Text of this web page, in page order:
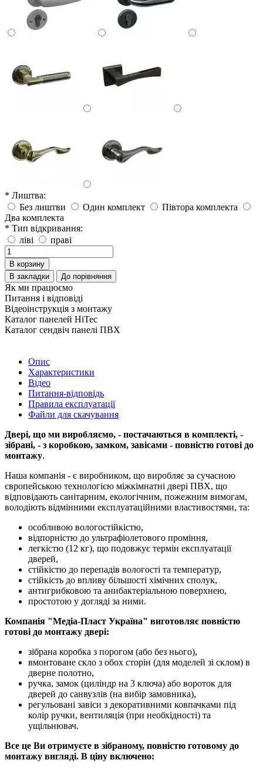
* Лиштва:
Без лиштви
Один комплект
Півтора комплекта
Два комплекта
* Тип відкривання:
ліві
праві
В корзину
В закладки
До порівняння
Як ми працюємо
Питання і відповіді
Відеоінструкція з монтажу
Каталог панелей HiTec
Каталог сендвіч панелі ПВХ
Опис
Характеристики
Відео
Питання-відповідь
Правила експлуатації
Файли для скачування
Двері, що ми виробляємо, - постачаються в комплекті, -
зібрані, - з коробкою, замком, завісами - повністю готові до
монтажу.
Наша компанія - є виробником, що виробляє за сучасною
європейською технологією міжкімнатні двері ПВХ, що
відповідають санітарним, екологічним, пожежним вимогам,
володіють відмінними експлуатаційними властивостями, та:
особливою вологостійкістю,
відпорністю до ультрафіолетового проміння,
легкістю (12 кг), що подовжує термін експлуатації
дверей,
стійкістю до перепадів вологості та температур,
стійкість до впливу більшості хімічних сполук,
антигрибковою та анибактеріальною поверхнею,
простотою у догляді за ними.
Компанія "Медіа-Пласт Україна" виготовляє повністю
готові до монтажу двері:
зібрана коробка з порогом (або без нього),
вмонтоване скло з обох сторін (для моделей зі склом) в
дверне полотно,
ручка, замок (циліндр на 3 ключа) або вороток для
дверей до санвузлів (на вибір замовника),
регульовані завіси з декоративними ковпачками під
колір ручки, вентиляція (при необхідності) та
ущільнювач.
Все це Ви отримуєте в зібраному, повністю готовому до
монтажу вигляді. В ціну включено: